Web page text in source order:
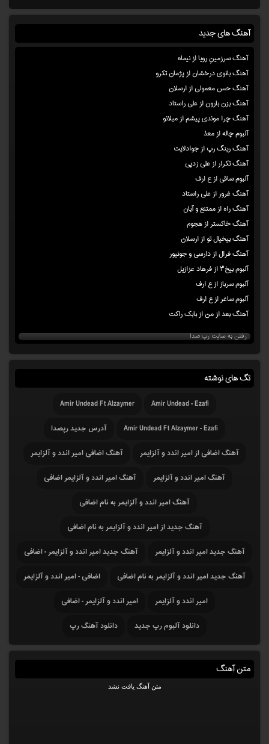
آهنگ های جدید
آهنگ سرزمینِ رویا از نیماه
آهنگ بانوی درخشان از پژمان تکرو
آهنگ حس معمولی از ارسلان
آهنگ بزن بارون از علی راستاد
آهنگ چرا موندی پیشم از میلانو
آلبوم چاله از معذ
آهنگ رینگ رپ از جوادلایت
آهنگ تکرار از علی زدپی
آلبوم ساقی از ع ارف
آهنگ غرور از علی راستاد
آهنگ راه از ممتنع و آبان
آهنگ خاکستر از هجوم
آهنگ بیخیال تو از ارسلان
آهنگ فرال از دارسی و جونیور
آلبوم بیخ۳ از فرهاد عزازیل
آلبوم سرباز از ع ارف
آلبوم ساغر از ع ارف
آهنگ بعد از من از بابک راکت
رفتن به سایت رپ صدا
تگ های نوشته
Amir Undead - Ezafi
Amir Undead Ft Alzaymer
Amir Undead Ft Alzaymer - Ezafi
آدرس جدید رپصدا
آهنگ اضافی از امیر اندد و آلزایمر
آهنگ اضافی امیر اندد و آلزایمر
آهنگ امیر اندد و آلزایمر
آهنگ امیر اندد و آلزایمر اضافی
آهنگ امیر اندد و آلزایمر به نام اضافی
آهنگ جدید از امیر اندد و آلزایمر به نام اضافی
آهنگ جدید امیر اندد و آلزایمر
آهنگ جدید امیر اندد و آلزایمر - اضافی
آهنگ جدید امیر اندد و آلزایمر به نام اضافی
اضافی - امیر اندد و آلزایمر
امیر اندد و آلزایمر
امیر اندد و آلزایمر - اضافی
دانلود آلبوم رپ جدید
دانلود آهنگ رپ
متن آهنگ
متن آهنگ یافت نشد